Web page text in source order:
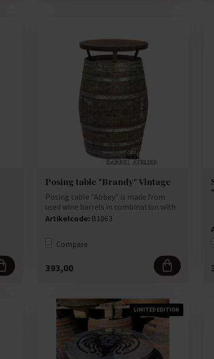
Posing table "Brandy" Vintage
Posing table "Abbey" is made from
used wine barrels in combination with
galvanis...
Artikelcode: B1063
Compare
393,00
LIMITED EDITION